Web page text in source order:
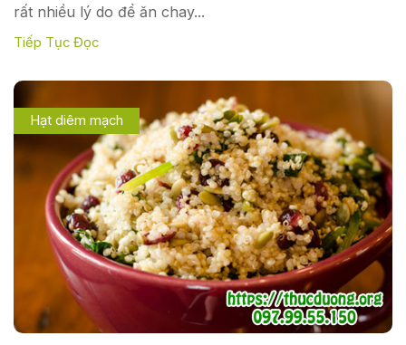
rất nhiều lý do để ăn chay...
Tiếp Tục Đọc
Hạt diêm mạch